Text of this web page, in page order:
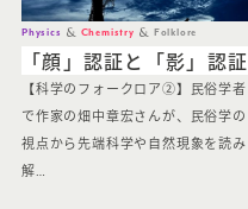
Physics Chemistry Folklore
「顔」認証と「影」認証
【科学のフォークロア②】民俗学者
で作家の畑中章宏さんが、民俗学の
視点から先端科学や自然現象を読み
解…